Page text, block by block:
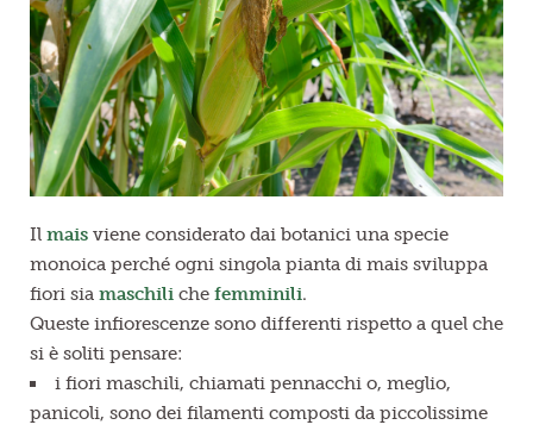
Il mais viene considerato dai botanici una specie
monoica perché ogni singola pianta di mais sviluppa
fiori sia maschili che femminili.
Queste infiorescenze sono differenti rispetto a quel che
si è soliti pensare:
i fiori maschili, chiamati pennacchi o, meglio,
panicoli, sono dei filamenti composti da piccolissime